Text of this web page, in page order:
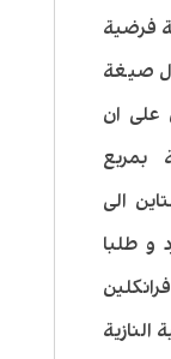
فرضية
صيغة
على ان
بمربع
الى
و طلبا